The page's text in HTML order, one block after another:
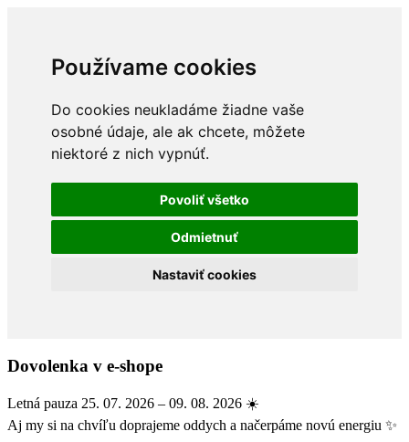
Používame cookies
Do cookies neukladáme žiadne vaše
osobné údaje, ale ak chcete, môžete
niektoré z nich vypnúť.
Povoliť všetko
Odmietnuť
Nastaviť cookies
Dovolenka v e-shope
Letná pauza 25. 07. 2026 – 09. 08. 2026 ☀️
Aj my si na chvíľu doprajeme oddych a načerpáme novú energiu ✨